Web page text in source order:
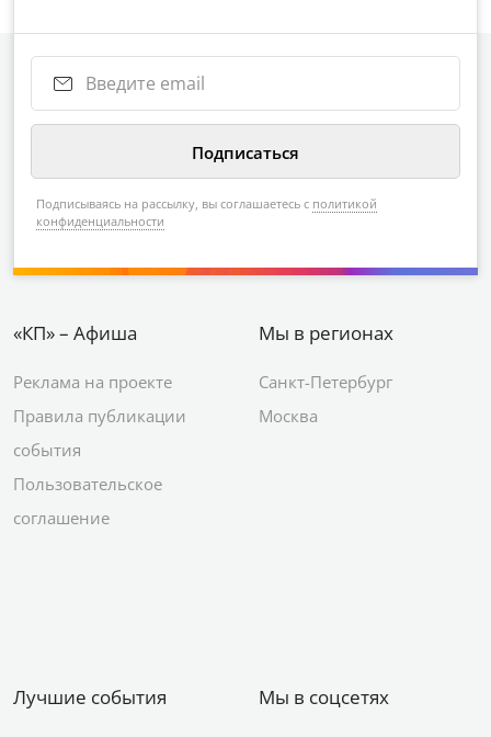
Подписываясь на рассылку, вы соглашаетесь с политикой
конфиденциальности
«КП» – Афиша
Реклама на проекте
Правила публикации
события
Пользовательское
соглашение
Мы в регионах
Санкт-Петербург
Москва
Лучшие события Мы в соцсетях